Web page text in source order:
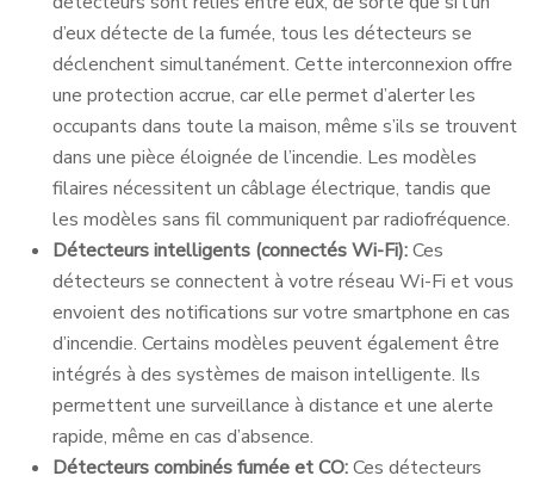
d’eux détecte de la fumée, tous les détecteurs se
déclenchent simultanément. Cette interconnexion offre
une protection accrue, car elle permet d’alerter les
occupants dans toute la maison, même s’ils se trouvent
dans une pièce éloignée de l’incendie. Les modèles
filaires nécessitent un câblage électrique, tandis que
les modèles sans fil communiquent par radiofréquence.
Détecteurs intelligents (connectés Wi-Fi):Ces
détecteurs se connectent à votre réseau Wi-Fi et vous
envoient des notifications sur votre smartphone en cas
d’incendie. Certains modèles peuvent également être
intégrés à des systèmes de maison intelligente. Ils
permettent une surveillance à distance et une alerte
rapide, même en cas d’absence.
Détecteurs combinés fumée et CO:Ces détecteurs